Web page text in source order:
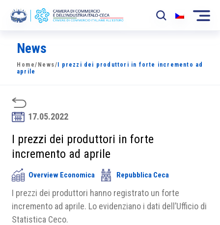
La Camera
News
Sviluppo Mercato
Soci
Partner
Progetti
Area riservata
News
Home/ News/ I prezzi dei produttori in forte incremento ad
aprile
17.05.2022
I prezzi dei produttori in forte
incremento ad aprile
Overview Economica Repubblica Ceca
I prezzi dei produttori hanno registrato un forte
incremento ad aprile. Lo evidenziano i dati dell’Ufficio di
Statistica Ceco.